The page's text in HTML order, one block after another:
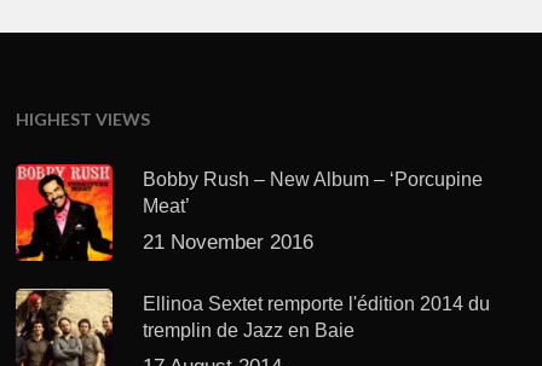
HIGHEST VIEWS
Bobby Rush – New Album – ‘Porcupine
Meat’
21 November 2016
Ellinoa Sextet remporte l'édition 2014 du
tremplin de Jazz en Baie